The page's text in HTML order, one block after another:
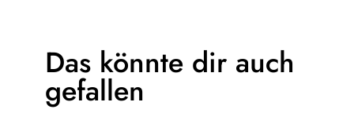
Das könnte dir auch
gefallen